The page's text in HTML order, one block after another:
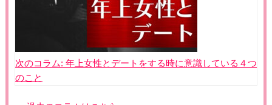
次のコラム: 年上女性とデートをする時に意識している４つ
のこと